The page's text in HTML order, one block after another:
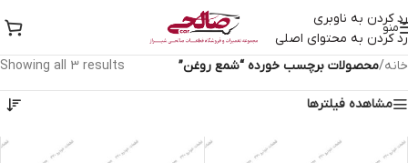
رد کردن به ناوبری
رد کردن به محتوای اصلی
منو
خانه/محصولات برچسب خورده “شمع روغن” Showing all 3 results
مشاهده فیلترها